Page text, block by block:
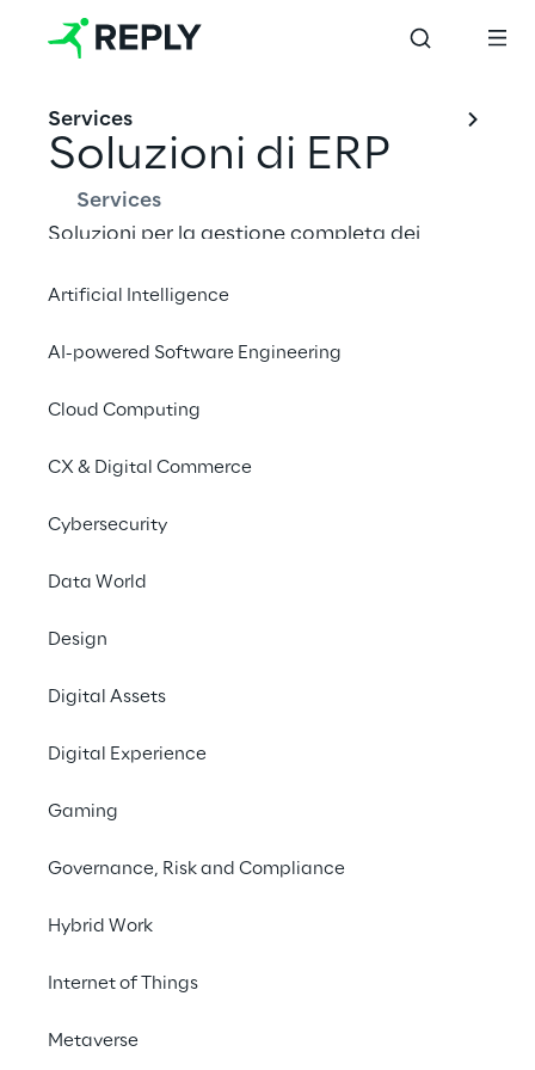
Services
Services
Artificial Intelligence
AI-powered Software Engineering
Cloud Computing
CX & Digital Commerce
Cybersecurity
Data World
Design
Digital Assets
Digital Experience
Gaming
Governance, Risk and Compliance
Hybrid Work
Internet of Things
Metaverse
Soluzioni di ERP
Soluzioni per la gestione completa dei
amministrativi e territoriali di ospedali e ASL,
di cambiamento.
Un gestionale a
supporto della sanità
Controllo dei costi, certificazione dei bilanci,